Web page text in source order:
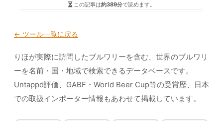
この記事は約389分で読めます。
← ツール一覧に戻る
りほが実際に訪問したブルワリーを含む、世界のブルワリ
ーを名前・国・地域で検索できるデータベースです。
Untappd評価、GABF・World Beer Cup等の受賞歴、日本
での取扱インポーター情報もあわせて掲載しています。